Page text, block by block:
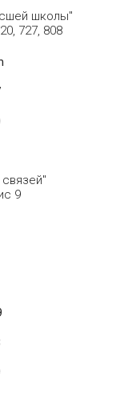
школы"
727, 808
9